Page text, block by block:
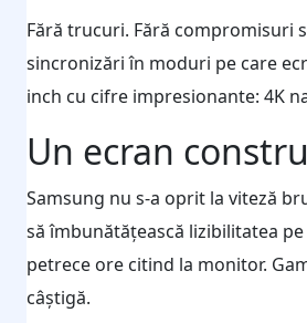
Fără trucuri. Fără compromisuri
sincronizări în moduri pe care
inch cu cifre impresionante: 4K
Un ecran
Samsung nu s-a oprit la viteză
să îmbunătățească lizibilitatea
petrece ore citind la monitor.
câștigă.